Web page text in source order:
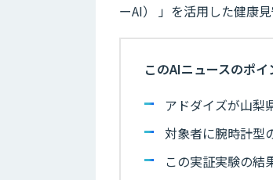
ーAI） 」を活用した健康
このAIニュースのポイ
アドダイズが山梨
対象者に腕時計型
この実証実験の結